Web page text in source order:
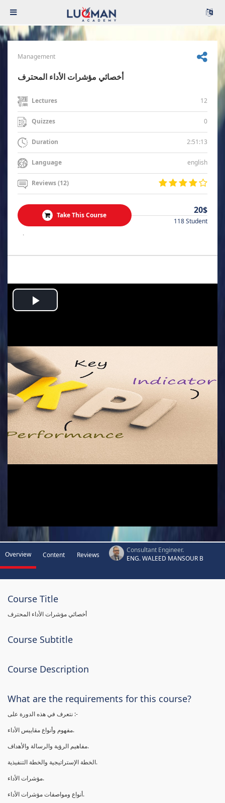
Management
أخصائي مؤشرات الأداء المحترف
Lectures 12
Quizzes 0
Duration 2:51:13
Language english
Reviews (12)
Take This Course 20$
118 Student
.
Play
Overview Content Reviews
Consultant Engineer.
ENG. WALEED MANSOUR B
Course Title
أخصائي مؤشرات الأداء المحترف
Course Subtitle
Course Description
What are the requirements for this course?
نتعرف في هذه الدورة على :-
مفهوم وأنواع مقاييس الأداء.
مفاهيم الرؤية والرسالة والأهداف.
الخطة الإستراتيجية والخطة التنفيذية.
مؤشرات الأداء.
أنواع ومواصفات مؤشرات الأداء.